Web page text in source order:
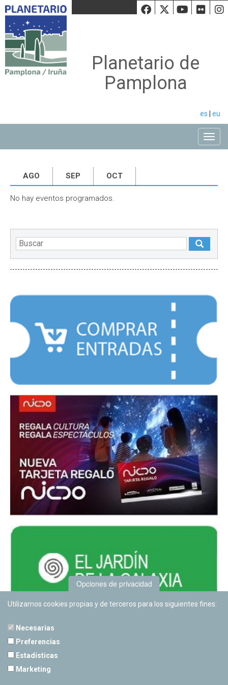
Facebook
Twiiter
Planetario de
Pamplona
es eu
AGO SEP OCT
No hay eventos programados.
Opciones de privacidad
Utilizamos cookies propias y de terceros para los siguientes fines:
Necesarias
Preferencias
Estadísticas
Marketing